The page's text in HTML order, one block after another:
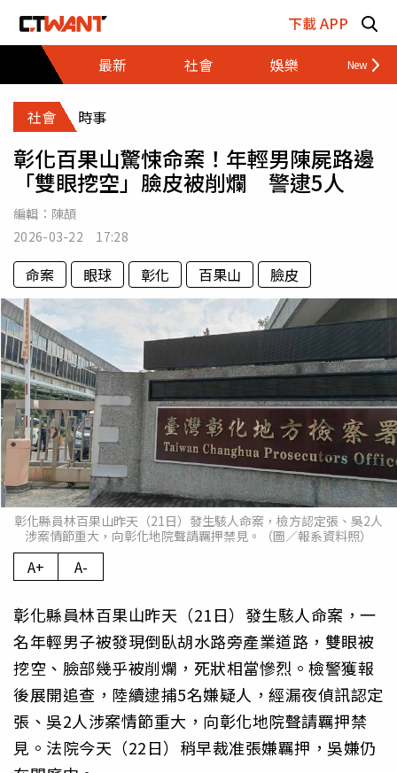
下載 APP
最新
社會 娛樂 財經
社會 時事
彰化百果山驚悚命案！年輕男陳屍路邊
「雙眼挖空」臉皮被削爛 警逮5人
編輯： 陳頡
2026-03-22 17:28
命案 眼球 彰化 百果山 臉皮
彰化縣員林百果山昨天（21日）發生駭人命案，檢方認定張、吳2人
涉案情節重大，向彰化地院聲請羈押禁見。（圖／報系資料照）
A+ A-
彰化縣員林百果山昨天（21日）發生駭人命案，一
名年輕男子被發現倒臥胡水路旁產業道路，雙眼被
挖空、臉部幾乎被削爛，死狀相當慘烈。檢警獲報
後展開追查，陸續逮捕5名嫌疑人，經漏夜偵訊認定
張、吳2人涉案情節重大，向彰化地院聲請羈押禁
見。法院今天（22日）稍早裁准張嫌羈押，吳嫌仍